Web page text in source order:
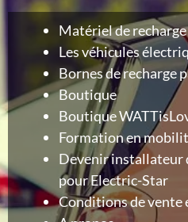
Matériel de recharge
Les véhicules
Bornes de recharge
Boutique
Boutique
Formation en
Devenir installateur
pour Electric-Star
Conditions de vente